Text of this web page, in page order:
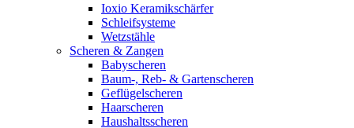
Ioxio Keramikschärfer
Schleifsysteme
Wetzstähle
Scheren & Zangen
Babyscheren
Baum-, Reb- & Gartenscheren
Geflügelscheren
Haarscheren
Haushaltsscheren